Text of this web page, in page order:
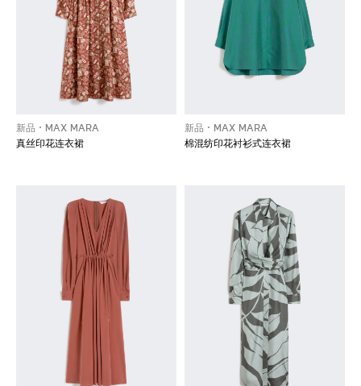
新品
MAX MARA
真丝印花连衣裙
新品
MAX MARA
棉混纺印花衬衫式连衣裙